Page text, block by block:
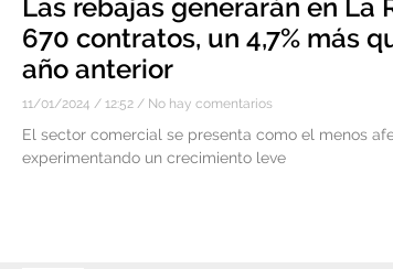
Las rebajas generarán en La
670 contratos, un 4,7% más
año anterior
11/01/2024 12:52 No hay comentarios
El sector comercial se presenta como el menos
experimentando un crecimiento leve